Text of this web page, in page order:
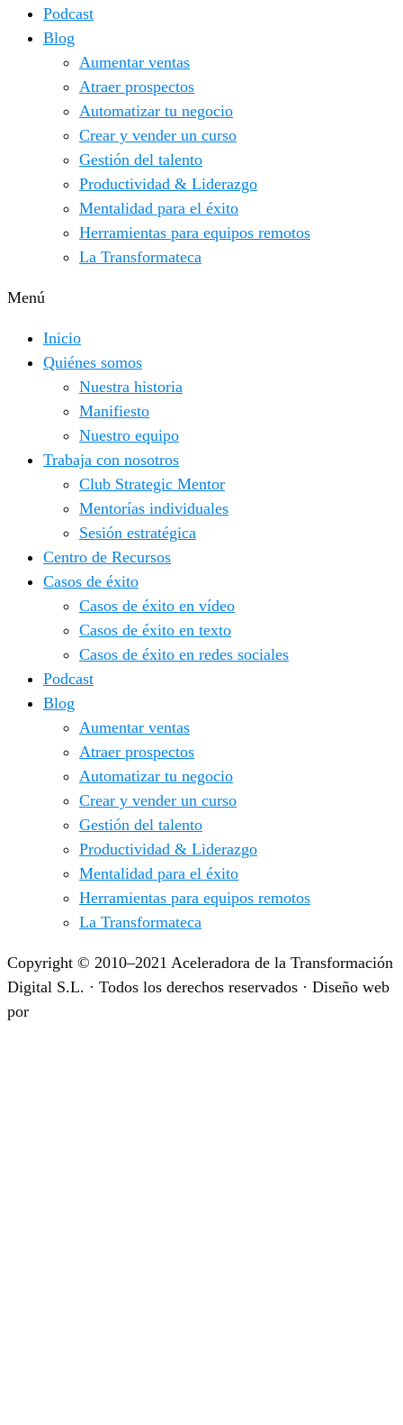
Podcast
Blog
Aumentar ventas
Atraer prospectos
Automatizar tu negocio
Crear y vender un curso
Gestión del talento
Productividad & Liderazgo
Mentalidad para el éxito
Herramientas para equipos remotos
La Transformateca
Menú
Inicio
Quiénes somos
Nuestra historia
Manifiesto
Nuestro equipo
Trabaja con nosotros
Club Strategic Mentor
Mentorías individuales
Sesión estratégica
Centro de Recursos
Casos de éxito
Casos de éxito en vídeo
Casos de éxito en texto
Casos de éxito en redes sociales
Podcast
Blog
Aumentar ventas
Atraer prospectos
Automatizar tu negocio
Crear y vender un curso
Gestión del talento
Productividad & Liderazgo
Mentalidad para el éxito
Herramientas para equipos remotos
La Transformateca
Copyright © 2010–2021 Aceleradora de la Transformación
Digital S.L. · Todos los derechos reservados · Diseño web
por